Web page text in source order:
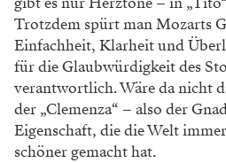
Trotzdem spürt man Mozarts
Einfachheit, Klarheit und
fürdie Glaubwürdigkeit des
verantwortlich. Wäre da nicht
der „Clemenza“ – also der
Eigenschaft, die die Welt
schöner gemacht hat.